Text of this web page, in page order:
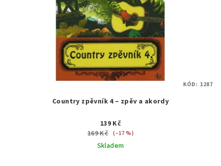
Country zpěvník 4 – zpěv a akordy
139 Kč
169 Kč (–17 %)
Skladem
KÓD: 1287